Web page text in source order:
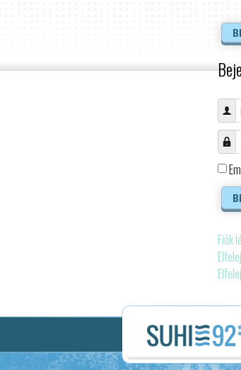
Fiók